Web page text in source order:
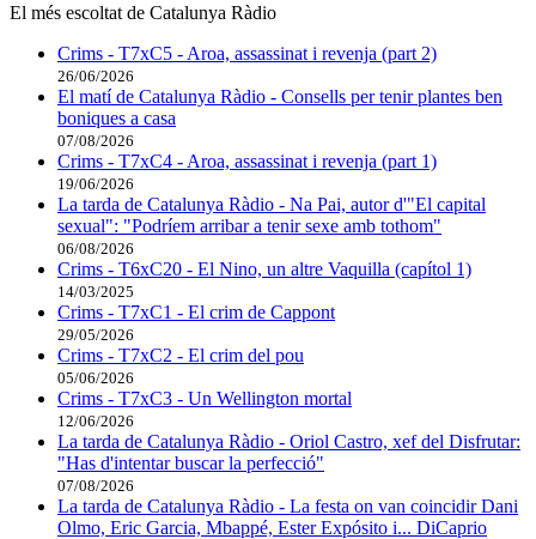
El més escoltat de Catalunya Ràdio
Crims - T7xC5 - Aroa, assassinat i revenja (part 2)
26/06/2026
El matí de Catalunya Ràdio - Consells per tenir plantes ben
boniques a casa
07/08/2026
Crims - T7xC4 - Aroa, assassinat i revenja (part 1)
19/06/2026
La tarda de Catalunya Ràdio - Na Pai, autor d'"El capital
sexual": "Podríem arribar a tenir sexe amb tothom"
06/08/2026
Crims - T6xC20 - El Nino, un altre Vaquilla (capítol 1)
14/03/2025
Crims - T7xC1 - El crim de Cappont
29/05/2026
Crims - T7xC2 - El crim del pou
05/06/2026
Crims - T7xC3 - Un Wellington mortal
12/06/2026
La tarda de Catalunya Ràdio - Oriol Castro, xef del Disfrutar:
"Has d'intentar buscar la perfecció"
07/08/2026
La tarda de Catalunya Ràdio - La festa on van coincidir Dani
Olmo, Eric Garcia, Mbappé, Ester Expósito i... DiCaprio